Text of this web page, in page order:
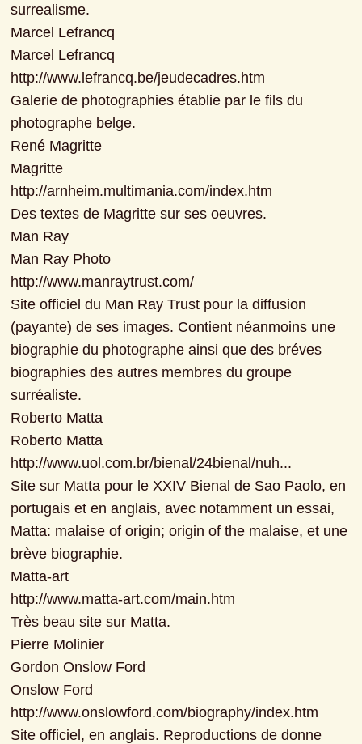
surrealisme.
Marcel Lefrancq
Marcel Lefrancq
http://www.lefrancq.be/jeudecadres.htm
Galerie de photographies établie par le fils du
photographe belge.
René Magritte
Magritte
http://arnheim.multimania.com/index.htm
Des textes de Magritte sur ses oeuvres.
Man Ray
Man Ray Photo
http://www.manraytrust.com/
Site officiel du Man Ray Trust pour la diffusion
(payante) de ses images. Contient néanmoins une
biographie du photographe ainsi que des bréves
biographies des autres membres du groupe
surréaliste.
Roberto Matta
Roberto Matta
http://www.uol.com.br/bienal/24bienal/nuh...
Site sur Matta pour le XXIV Bienal de Sao Paolo, en
portugais et en anglais, avec notamment un essai,
Matta: malaise of origin; origin of the malaise, et une
brève biographie.
Matta-art
http://www.matta-art.com/main.htm
Très beau site sur Matta.
Pierre Molinier
Gordon Onslow Ford
Onslow Ford
http://www.onslowford.com/biography/index.htm
Site officiel, en anglais. Reproductions de donne